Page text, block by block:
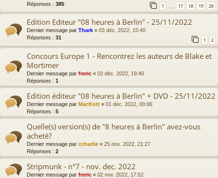
Réponses : 385 1 … 17 18 19 20
Edition Editeur "08 heures à Berlin" - 25/11/2022
Dernier message par Thark « 03 déc. 2022, 15:40
Réponses : 31 1 2
Concours Europe 1 - Rencontrez les auteurs de Blake et
Mortimer
Dernier message par freric « 02 déc. 2022, 19:40
Réponses : 1
Edition éditeur "08 heures à Berlin" + DVD - 25/11/2022
Dernier message par MacKott « 01 déc. 2022, 00:06
Réponses : 5
Quelle(s) version(s) de "8 heures à Berlin" avez-vous
acheté?
Dernier message par ccharlie « 25 nov. 2022, 21:27
Réponses : 2
Stripmunk - n°7 - nov. dec. 2022
Dernier message par freric « 02 nov. 2022, 17:52